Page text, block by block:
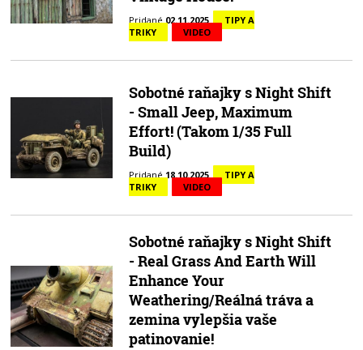
Pridané02.11.2025
TIPY A
TRIKY
VIDEO
Sobotné raňajky s Night Shift
- Small Jeep, Maximum
Effort! (Takom 1/35 Full
Build)
Pridané18.10.2025
TIPY A
TRIKY
VIDEO
Sobotné raňajky s Night Shift
- Real Grass And Earth Will
Enhance Your
Weathering/Reálná tráva a
zemina vylepšia vaše
patinovanie!